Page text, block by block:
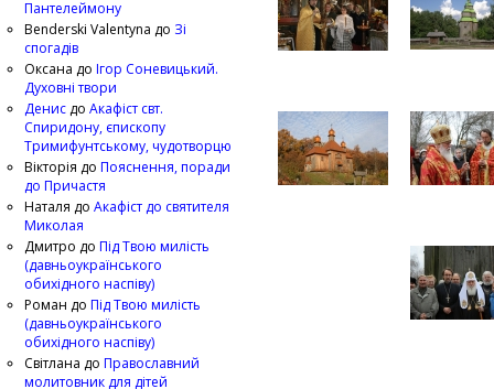
Пантелеймону
Benderski Valentyna до Зі
спогадів
Оксана до Ігор Соневицький.
Духовні твори
Денис до Акафіст свт.
Спиридону, єпископу
Тримифунтському, чудотворцю
Вікторія до Пояснення, поради
до Причастя
Наталя до Акафіст до святителя
Миколая
Дмитро до Під Твою милість
(давньоукраїнського
обихідного наспіву)
Роман до Під Твою милість
(давньоукраїнського
обихідного наспіву)
Світлана до Православний
молитовник для дітей